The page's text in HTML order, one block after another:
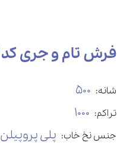
فرش تام و جری کد 1133
شانه: 500
تراکم: 1000
جنس نخ خاب: پلی پروپیلن